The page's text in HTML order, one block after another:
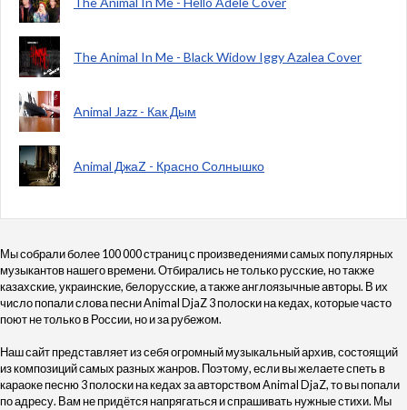
The Animal In Me - Black Widow Iggy Azalea Cover
Animal Jazz - Как Дым
Animal ДжаZ - Красно Солнышко
Мы собрали более 100 000 страниц с произведениями самых популярных
музыкантов нашего времени. Отбирались не только русские, но также
казахские, украинские, белорусские, а также англоязычные авторы. В их
число попали слова песни Animal DjaZ 3 полоски на кедах, которые часто
поют не только в России, но и за рубежом.
Наш сайт представляет из себя огромный музыкальный архив, состоящий
из композиций самых разных жанров. Поэтому, если вы желаете спеть в
караоке песню 3 полоски на кедах за авторством Animal DjaZ, то вы попали
по адресу. Вам не придётся напрягаться и спрашивать нужные стихи. Мы